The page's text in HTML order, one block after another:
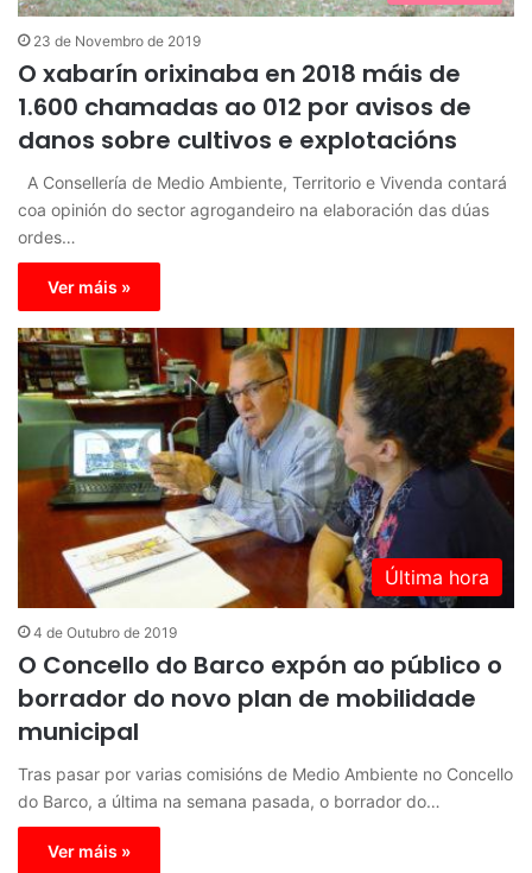
23 de Novembro de 2019
O xabarín orixinaba en 2018 máis de
1.600 chamadas ao 012 por avisos de
danos sobre cultivos e explotacións
A Consellería de Medio Ambiente, Territorio e Vivenda contará
coa opinión do sector agrogandeiro na elaboración das dúas
ordes…
Ver máis »
Última hora
4 de Outubro de 2019
O Concello do Barco expón ao público o
borrador do novo plan de mobilidade
municipal
Tras pasar por varias comisións de Medio Ambiente no Concello
do Barco, a última na semana pasada, o borrador do…
Ver máis »